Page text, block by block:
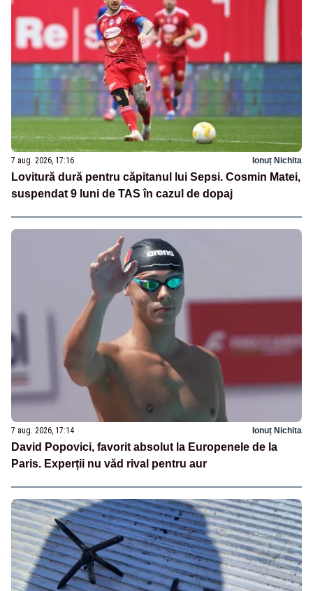
7 aug. 2026, 17:16 Ionuț Nichita
Lovitură dură pentru căpitanul lui Sepsi. Cosmin Matei,
suspendat 9 luni de TAS în cazul de dopaj
7 aug. 2026, 17:14 Ionuț Nichita
David Popovici, favorit absolut la Europenele de la
Paris. Experții nu văd rival pentru aur